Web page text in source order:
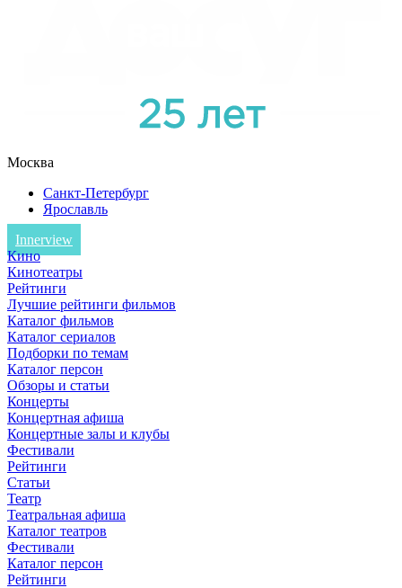
Москва
Санкт-Петербург
Ярославль
Innerview
Кино
Кинотеатры
Рейтинги
Лучшие рейтинги фильмов
Каталог фильмов
Каталог сериалов
Подборки по темам
Каталог персон
Обзоры и статьи
Концерты
Концертная афиша
Концертные залы и клубы
Фестивали
Рейтинги
Статьи
Театр
Театральная афиша
Каталог театров
Фестивали
Каталог персон
Рейтинги